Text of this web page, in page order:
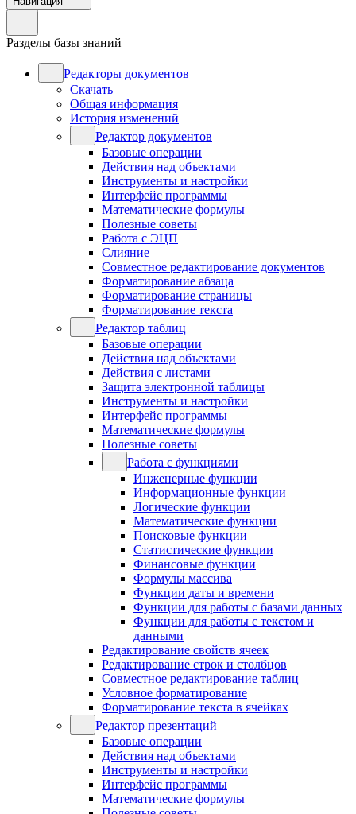
Разделы базы знаний
Редакторы документов
Скачать
Общая информация
История изменений
Редактор документов
Базовые операции
Действия над объектами
Инструменты и настройки
Интерфейс программы
Математические формулы
Полезные советы
Работа с ЭЦП
Слияние
Совместное редактирование документов
Форматирование абзаца
Форматирование страницы
Форматирование текста
Редактор таблиц
Базовые операции
Действия над объектами
Действия с листами
Защита электронной таблицы
Инструменты и настройки
Интерфейс программы
Математические формулы
Полезные советы
Работа с функциями
Инженерные функции
Информационные функции
Логические функции
Математические функции
Поисковые функции
Статистические функции
Финансовые функции
Формулы массива
Функции даты и времени
Функции для работы с базами данных
Функции для работы с текстом и
данными
Редактирование свойств ячеек
Редактирование строк и столбцов
Совместное редактирование таблиц
Условное форматирование
Форматирование текста в ячейках
Редактор презентаций
Базовые операции
Действия над объектами
Инструменты и настройки
Интерфейс программы
Математические формулы